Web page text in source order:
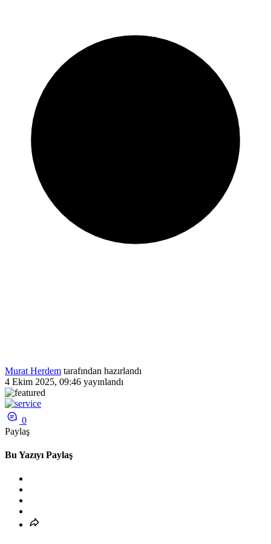
Murat Herdem tarafından hazırlandı
4 Ekim 2025, 09:46 yayınlandı
0
Paylaş
Bu Yazıyı Paylaş